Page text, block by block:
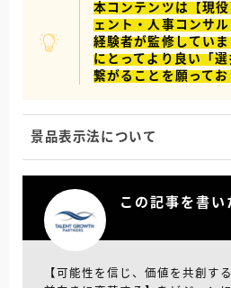
本コンテンツは【現
ェント・人事コンサ
経験者が監修してい
にとってより良い「
繋がることを願ってお
景品表示法について
この記事を書い
【可能性を信じ、価値を共創す